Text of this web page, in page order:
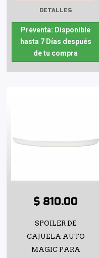
DETALLES
Preventa: Disponible
hasta 7 Días después
de tu compra
$ 810.00
SPOILER DE
CAJUELA AUTO
MAGIC PARA